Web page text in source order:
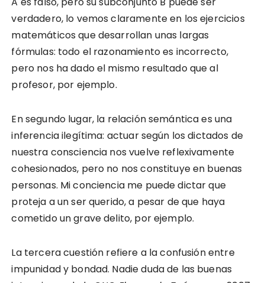
verdadero, lo vemos claramente en los ejercicios
matemáticos que desarrollan unas largas
fórmulas: todo el razonamiento es incorrecto,
pero nos ha dado el mismo resultado que al
profesor, por ejemplo.
En segundo lugar, la relación semántica es una
inferencia ilegítima: actuar según los dictados de
nuestra consciencia nos vuelve reflexivamente
cohesionados, pero no nos constituye en buenas
personas. Mi conciencia me puede dictar que
proteja a un ser querido, a pesar de que haya
cometido un grave delito, por ejemplo.
La tercera cuestión refiere a la confusión entre
impunidad y bondad. Nadie duda de las buenas